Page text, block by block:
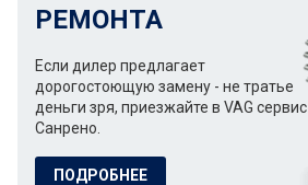
РЕМОНТА
Если дилер предлагает
дорогостоющую замену - не тратье
деньги зря, приезжайте в VAG сервис
Санрено.
ПОДРОБНЕЕ